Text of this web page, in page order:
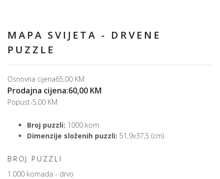
MAPA SVIJETA - DRVENE
PUZZLE
Osnovna cijena65,00 KM
Prodajna cijena:60,00 KM
Popust-5,00 KM
Broj puzzli: 1000 kom
Dimenzije složenih puzzli: 51,9x37,5 (cm)
BROJ PUZZLI
1.000 komada - drvo